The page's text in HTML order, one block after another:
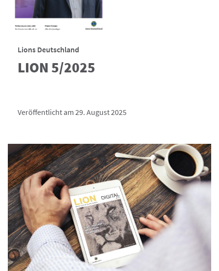
Lions Deutschland
LION 5/2025
Veröffentlicht am 29. August 2025